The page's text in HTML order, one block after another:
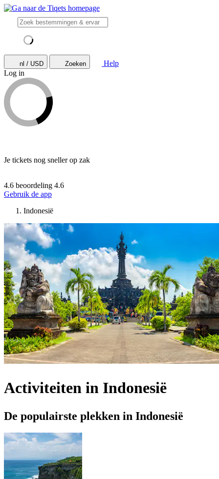
nl / USD Zoeken
Help
Log in
Je tickets nog sneller op zak
4.6 beoordeling 4.6
Gebruik de app
Indonesië
Activiteiten in Indonesië
De populairste plekken in Indonesië